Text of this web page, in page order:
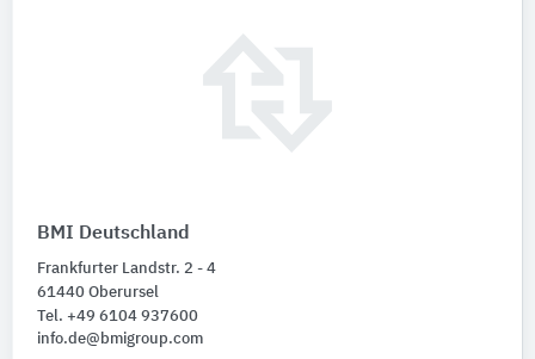
BMI Deutschland
Frankfurter Landstr. 2 - 4
61440 Oberursel
Tel. +49 6104 937600
info.de@bmigroup.com